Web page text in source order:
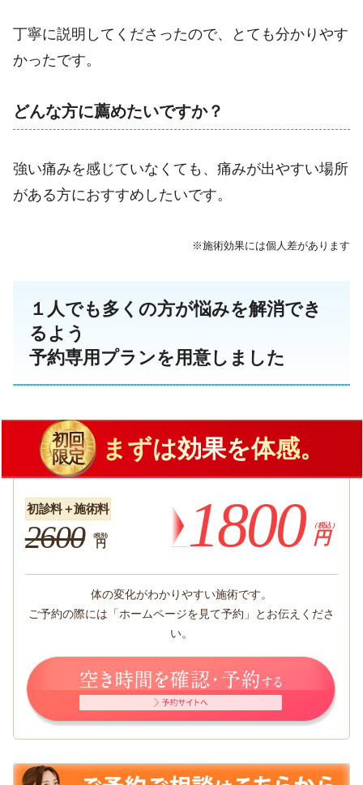
丁寧に説明してくださったので、とても分かりやす
かったです。
どんな方に薦めたいですか？
強い痛みを感じていなくても、痛みが出やすい場所
がある方におすすめしたいです。
※施術効果には個人差があります
１人でも多くの方が悩みを解消でき
るよう
予約専用プランを用意しました
初回
限定
まずは効果を体感。
初診料＋施術料
2600 （税別）
円 1800 （税込）
円
体の変化がわかりやすい施術です。
ご予約の際には「ホームページを見て予約」とお伝えくださ
い。